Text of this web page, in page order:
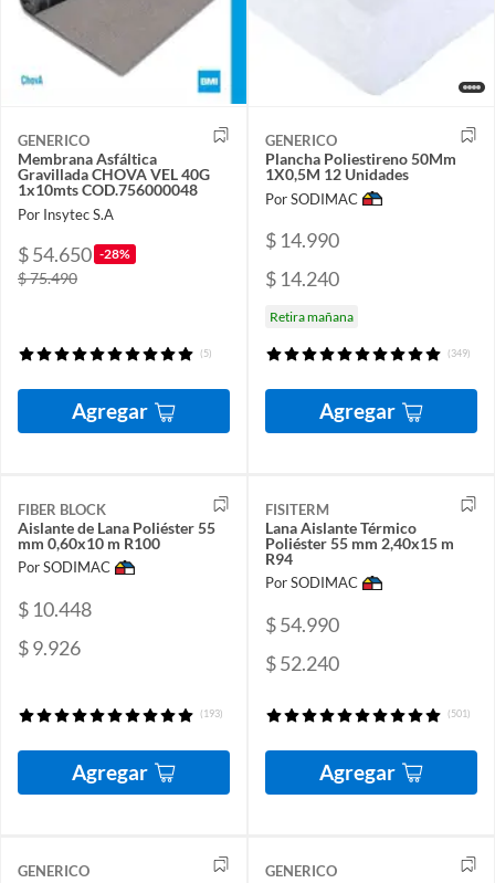
GENERICO
Membrana Asfáltica
Gravillada CHOVA VEL 40G
1x10mts COD.756000048
Por Insytec S.A
$ 54.650 -28%
$ 75.490
(5)
Agregar
GENERICO
Plancha Poliestireno 50Mm
1X0,5M 12 Unidades
Por SODIMAC
$ 14.990
$ 14.240
Retira mañana
(349)
Agregar
FIBER BLOCK
Aislante de Lana Poliéster 55
mm 0,60x10 m R100
Por SODIMAC
$ 10.448
$ 9.926
(193)
Agregar
FISITERM
Lana Aislante Térmico
Poliéster 55 mm 2,40x15 m
R94
Por SODIMAC
$ 54.990
$ 52.240
(501)
Agregar
GENERICO GENERICO